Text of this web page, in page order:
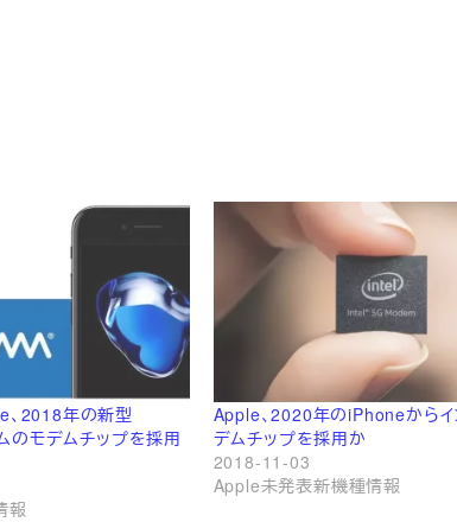
、2018年の新型
のモデムチップを採用
報
Apple、2020年のiPhoneから
デムチップを採用か
2018-11-03
Apple未発表新機種情報